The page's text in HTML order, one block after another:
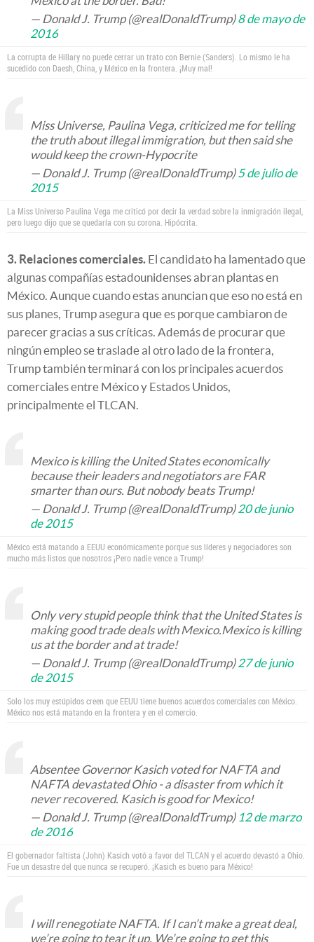
— Donald J. Trump (@realDonaldTrump)8 de mayo de
2016
La corrupta de Hillary no puede cerrar un trato con Bernie (Sanders). Lo mismo le ha
sucedido con Daesh, China, y México en la frontera. ¡Muy mal!
Miss Universe, Paulina Vega, criticized me for telling
the truth about illegal immigration, but then said she
would keep the crown-Hypocrite
— Donald J. Trump (@realDonaldTrump)5 de julio de
2015
La Miss Universo Paulina Vega me criticó por decir la verdad sobre la inmigración ilegal,
pero luego dijo que se quedaría con su corona. Hipócrita.
3. Relaciones comerciales. El candidato ha lamentado que
algunas compañías estadounidenses abran plantas en
México. Aunque cuando estas anuncian que eso no está en
sus planes, Trump asegura que es porque cambiaron de
parecer gracias a sus críticas. Además de procurar que
ningún empleo se traslade al otro lado de la frontera,
Trump también terminará con los principales acuerdos
comerciales entre México y Estados Unidos,
principalmente el TLCAN.
Mexico is killing the United States economically
because their leaders and negotiators are FAR
smarter than ours. But nobody beats Trump!
— Donald J. Trump (@realDonaldTrump)20 de junio
de 2015
México está matando a EEUU económicamente porque sus líderes y negociadores son
mucho más listos que nosotros ¡Pero nadie vence a Trump!
Only very stupid people think that the United States is
making good trade deals with Mexico.Mexico is killing
us at the border and at trade!
— Donald J. Trump (@realDonaldTrump)27 de junio
de 2015
Solo los muy estúpidos creen que EEUU tiene buenos acuerdos comerciales con México.
México nos está matando en la frontera y en el comercio.
Absentee Governor Kasich voted for NAFTA and
NAFTA devastated Ohio - a disaster from which it
never recovered. Kasich is good for Mexico!
— Donald J. Trump (@realDonaldTrump) 12 de marzo
de 2016
El gobernador faltista (John) Kasich votó a favor del TLCAN y el acuerdo devastó a Ohio.
Fue un desastre del que nunca se recuperó. ¡Kasich es bueno para México!
I will renegotiate NAFTA. If I can’t make a great deal,
we’re going to tear it up. We’re going to get this